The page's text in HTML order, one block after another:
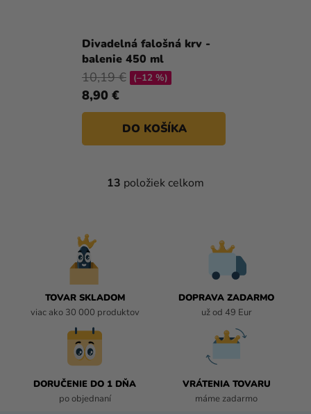
Divadelná falošná krv -
balenie 450 ml
hodnotenie
produktu
je
5,0
5
hviezdičiek.
8,90 €
10,19 € (–12 %)
DO KOŠÍKA
O
13 položiek celkom
TOVAR SKLADOM
viac ako 30 000 produktov
DOPRAVA ZADARMO
už od 49 Eur
DORUČENIE DO 1 DŇA
po objednaní
VRÁTENIA TOVARU
máme zadarmo